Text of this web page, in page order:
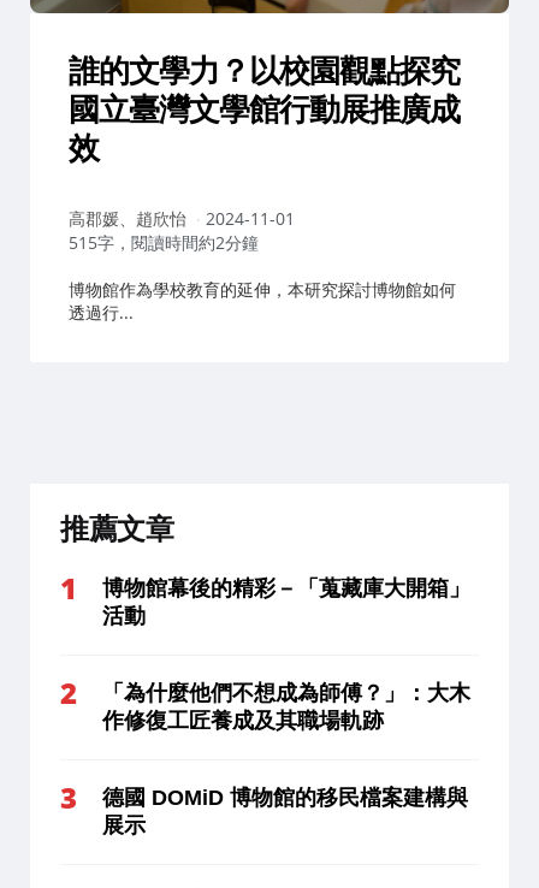
誰的文學力？以校園觀點探究
國立臺灣文學館行動展推廣成
效
作
者：
高郡媛、趙欣怡
2024-11-01
515字，閱讀時間約2分鐘
博物館作為學校教育的延伸，本研究探討博物館如何
透過行...
推薦文章
博物館幕後的精彩－「蒐藏庫大開箱」
活動
「為什麼他們不想成為師傅？」：大木
作修復工匠養成及其職場軌跡
德國 DOMiD 博物館的移民檔案建構與
展示